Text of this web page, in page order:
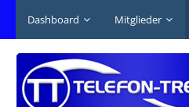
Dashboard Mitglieder